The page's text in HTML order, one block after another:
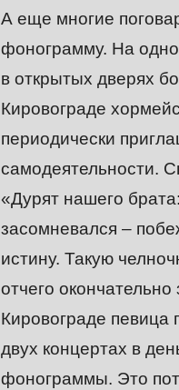
А еще многие
фонограмму. На
в открытых дверях
Кировограде
периодически
самодеятельности.
«Дурят нашего
засомневался –
истину. Такую
отчего
Кировограде певица
двух концертах в
фонограммы. Это